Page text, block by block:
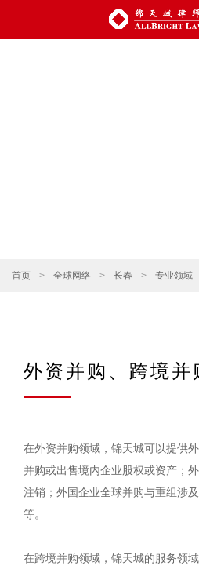
首页 > 全球网络 > 长春 > 专业领域
外资并购、跨境并
在外资并购领域，锦天城可以提供
并购或出售境内企业股权或资产；
注销；外国企业全球并购与重组涉
等。
在跨境并购领域，锦天城的服务领